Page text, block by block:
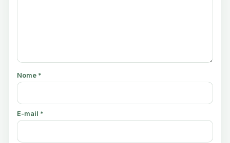
Nome *
E-mail *